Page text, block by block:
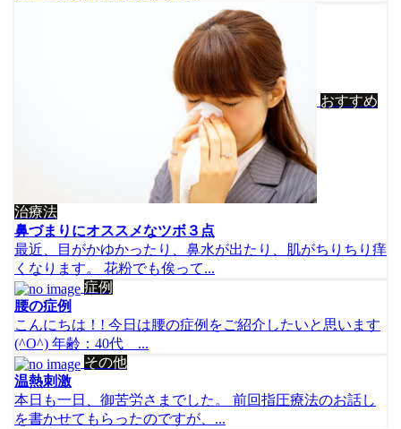
おすすめ
治療法
鼻づまりにオススメなツボ３点
最近、目がかゆかったり、鼻水が出たり、肌がちりちり痒
くなります。 花粉でも俟って...
症例
腰の症例
こんにちは！! 今日は腰の症例をご紹介したいと思います
(^O^) 年齢：40代 ...
その他
温熱刺激
本日も一日、御苦労さまでした。 前回指圧療法のお話し
を書かせてもらったのですが、...